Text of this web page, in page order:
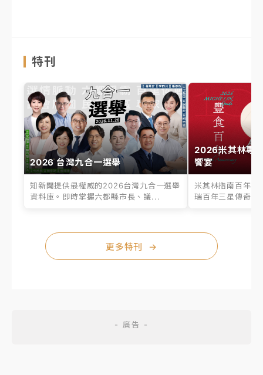
特刊
2026 台灣九合一選舉
知新聞提供最權威的2026台灣九合一選舉
資料庫。即時掌握六都縣市長、議...
2026米其林專
饗宴
米其林指南百年之
瑞百年三星傳奇、
更多特刊 →